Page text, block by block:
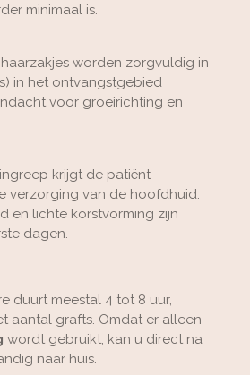
minimaal is.
worden zorgvuldig in
in het ontvangstgebied
voor groeirichting en
krijgt de patiënt
verzorging van de hoofdhuid.
en lichte korstvorming zijn
dagen.
duurt meestal 4 tot 8 uur,
aantal grafts. Omdat er alleen
wordt gebruikt, kan u direct na
naar huis.